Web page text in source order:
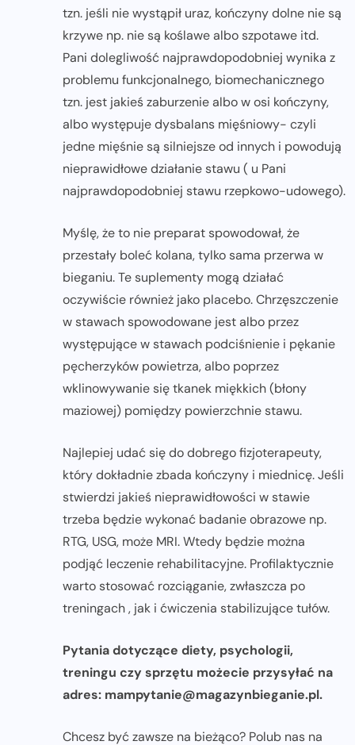
tzn. jeśli nie wystąpił uraz, kończyny dolne nie są
krzywe np. nie są koślawe albo szpotawe itd.
Pani dolegliwość najprawdopodobniej wynika z
problemu funkcjonalnego, biomechanicznego
tzn. jest jakieś zaburzenie albo w osi kończyny,
albo występuje dysbalans mięśniowy- czyli
jedne mięśnie są silniejsze od innych i powodują
nieprawidłowe działanie stawu ( u Pani
najprawdopodobniej stawu rzepkowo-udowego).
Myślę, że to nie preparat spowodował, że
przestały boleć kolana, tylko sama przerwa w
bieganiu. Te suplementy mogą działać
oczywiście również jako placebo. Chrzęszczenie
w stawach spowodowane jest albo przez
występujące w stawach podciśnienie i pękanie
pęcherzyków powietrza, albo poprzez
wklinowywanie się tkanek miękkich (błony
maziowej) pomiędzy powierzchnie stawu.
Najlepiej udać się do dobrego fizjoterapeuty,
który dokładnie zbada kończyny i miednicę. Jeśli
stwierdzi jakieś nieprawidłowości w stawie
trzeba będzie wykonać badanie obrazowe np.
RTG, USG, może MRI. Wtedy będzie można
podjąć leczenie rehabilitacyjne. Profilaktycznie
warto stosować rozciąganie, zwłaszcza po
treningach , jak i ćwiczenia stabilizujące tułów.
Pytania dotyczące diety, psychologii,
treningu czy sprzętu możecie przysyłać na
adres: mampytanie@magazynbieganie.pl.
Chcesz być zawsze na bieżąco? Polub nas na